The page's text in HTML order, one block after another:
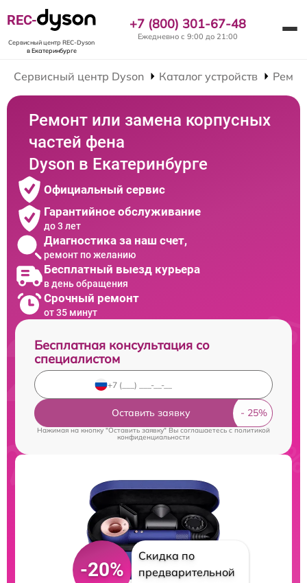
REC-
Сервисный центр REC-Dyson
в Екатеринбурге
+7 (800) 301-67-48
Ежедневно с 9:00 до 21:00
Сервисный центр Dyson Каталог устройств
Ремонт или замена корпусных
частей фена
Dyson в Екатеринбурге
Официальный сервис
Гарантийное обслуживание
до 3 лет
Диагностика за наш счет,
ремонт по желанию
Бесплатный выезд курьера
в день обращения
Срочный ремонт
от 35 минут
Бесплатная консультация со
специалистом
Оставить заявку
Нажимая на кнопку "Оставить заявку" Вы соглашаетесь cполитикой
конфиденциальности
-20%
Скидка по
предварительной